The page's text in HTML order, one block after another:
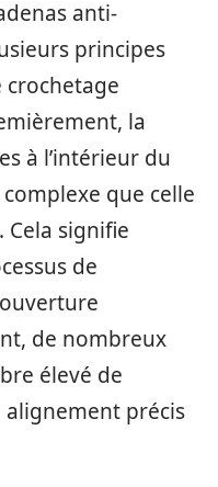
anti-
principes
crochetage
la
à l’intérieur du
que celle
signifie
de
de nombreux
élevé de
précis